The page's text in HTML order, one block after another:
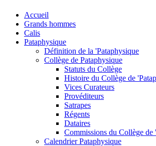
Accueil
Grands hommes
Calis
Pataphysique
Définition de la 'Pataphysique
Collège de Pataphysique
Statuts du Collège
Histoire du Collège de
Vices Curateurs
Provéditeurs
Satrapes
Régents
Dataires
Commissions du Collège de
Calendrier Pataphysique